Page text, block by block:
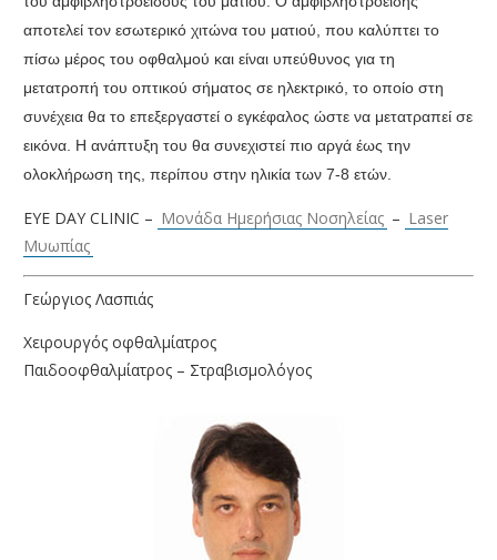
αποτελεί τον εσωτερικό χιτώνα του ματιού που καλύπτει το
πίσω μέρος του οφθαλμού και είναι υπεύθυνος για τη
μετατροπή του οπτικού σήματος σε ηλεκτρικό το οποίο στη
συνέχεια θα το επεξεργαστεί ο εγκέφαλος ώστε να μετατραπεί σε
εικόνα Η ανάπτυξη του θα συνεχιστεί πιο αργά έως την
ολοκλήρωση της περίπου στην ηλικία των 7-8 ετών
EYE DAY CLINIC – Μονάδα Ημερήσιας Νοσηλείας – Laser
Μυωπίας
Γεώργιος Λασπιάς
Χειρουργός οφθαλμίατρος
Παιδοοφθαλμίατρος – Στραβισμολόγος